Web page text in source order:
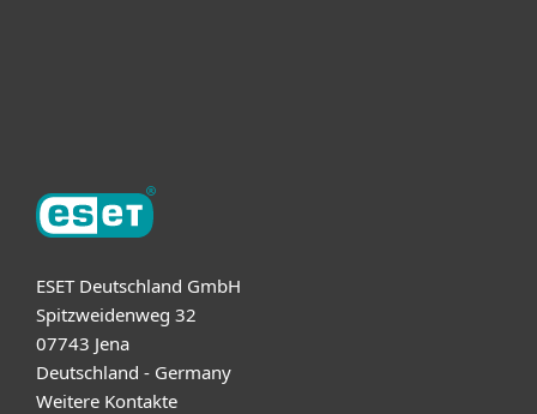
ESET Deutschland GmbH
Spitzweidenweg 32
07743 Jena
Deutschland - Germany
Weitere Kontakte